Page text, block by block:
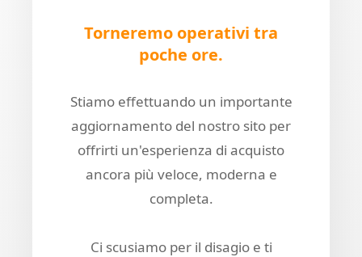
Torneremo operativi tra
poche ore.
Stiamo effettuando un importante
aggiornamento del nostro sito per
offrirti un'esperienza di acquisto
ancora più veloce, moderna e
completa.
Ci scusiamo per il disagio e ti